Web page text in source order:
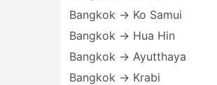
Bangkok → Ko Samui
Bangkok → Hua Hin
Bangkok → Ayutthaya
Bangkok → Krabi